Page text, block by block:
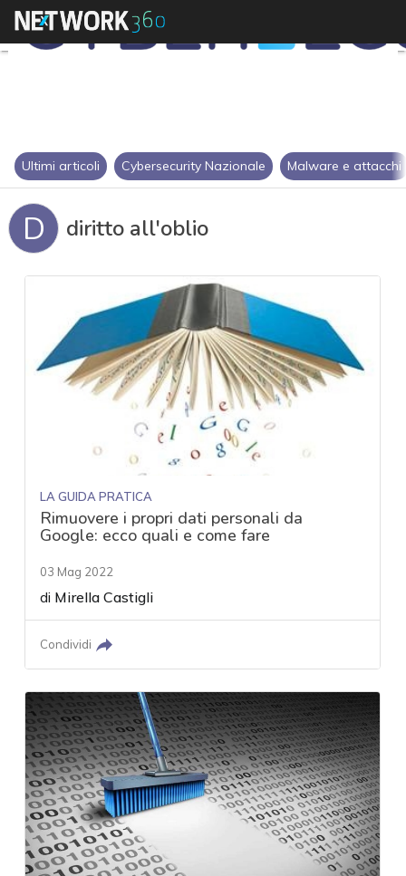
Ultimi articoli Cybersecurity Nazionale Malware e attacchi
D diritto all'oblio
LA GUIDA PRATICA
Rimuovere i propri dati personali da
Google: ecco quali e come fare
03 Mag 2022
di Mirella Castigli
Condividi